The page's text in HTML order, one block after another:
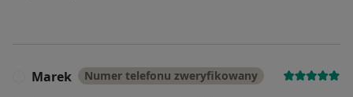
Marek Numer telefonu zweryfikowany